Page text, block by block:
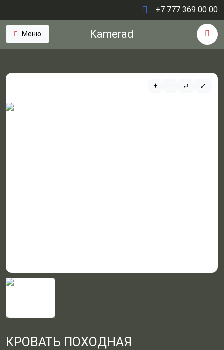
+7 777 369 00 00
Меню Kamerad
+ − ⤾ ⤢
КРОВАТЬ ПОХОДНАЯ